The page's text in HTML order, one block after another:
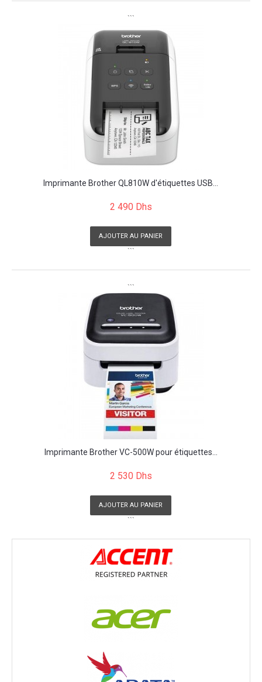
```
Imprimante Brother QL810W d'étiquettes USB...
2 490 Dhs
AJOUTER AU PANIER
```
```
Imprimante Brother VC-500W pour étiquettes...
2 530 Dhs
AJOUTER AU PANIER
```